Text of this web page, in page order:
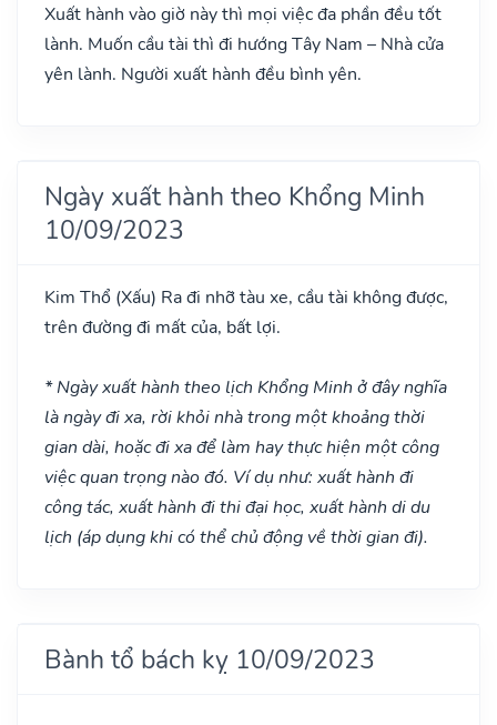
Xuất hành vào giờ này thì mọi việc đa phần đều tốt
lành. Muốn cầu tài thì đi hướng Tây Nam – Nhà cửa
yên lành. Người xuất hành đều bình yên.
Ngày xuất hành theo Khổng Minh
10/09/2023
Kim Thổ (Xấu) Ra đi nhỡ tàu xe, cầu tài không được,
trên đường đi mất của, bất lợi.
* Ngày xuất hành theo lịch Khổng Minh ở đây nghĩa
là ngày đi xa, rời khỏi nhà trong một khoảng thời
gian dài, hoặc đi xa để làm hay thực hiện một công
việc quan trọng nào đó. Ví dụ như: xuất hành đi
công tác, xuất hành đi thi đại học, xuất hành di du
lịch (áp dụng khi có thể chủ động về thời gian đi).
Bành tổ bách kỵ 10/09/2023